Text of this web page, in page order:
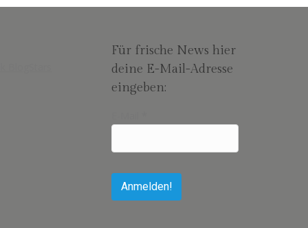
Für frische News hier
deine E-Mail-Adresse
eingeben: